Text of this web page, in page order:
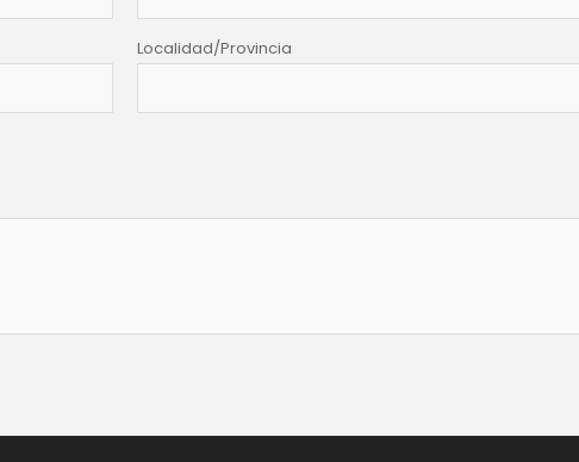
Localidad/Provincia